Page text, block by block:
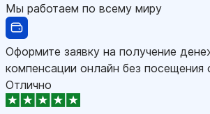
Мы работаем по всему миру
Оформите заявку на получение
компенсации онлайн без посещения
Отлично